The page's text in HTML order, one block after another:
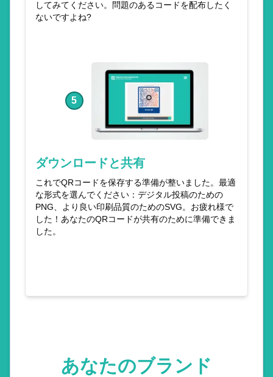
してみてください。問題のあるコードを配布したく
ないですよね?
5
ダウンロードと共有
これでQRコードを保存する準備が整いました。最適
な形式を選んでください：デジタル投稿のための
PNG、より良い印刷品質のためのSVG。お疲れ様で
した！あなたのQRコードが共有のために準備できま
した。
あなたのブランド